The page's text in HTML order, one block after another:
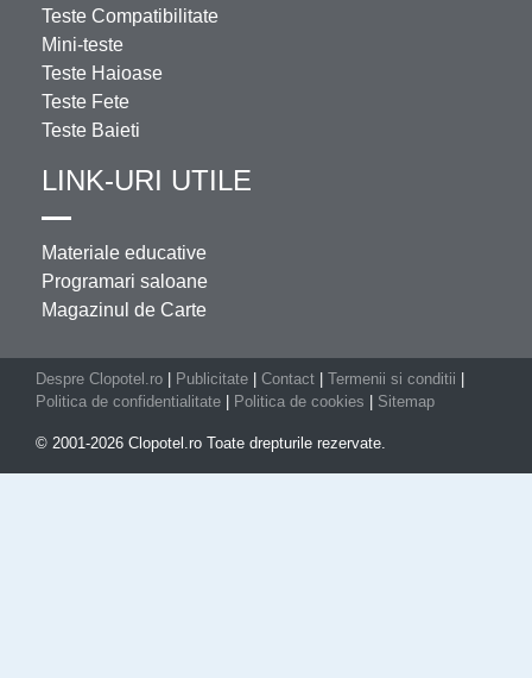
Teste Compatibilitate
Mini-teste
Teste Haioase
Teste Fete
Teste Baieti
LINK-URI UTILE
Materiale educative
Programari saloane
Magazinul de Carte
Despre Clopotel.ro Publicitate Contact Termenii si conditii
Politica de confidentialitate
Politica de cookies Sitemap
© 2001-2026 Clopotel.ro Toate drepturile rezervate.